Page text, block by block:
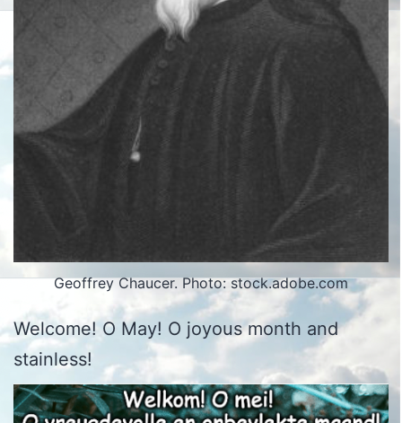
Geoffrey Chaucer. Photo: stock.adobe.com
Welcome! O May! O joyous month and
stainless!